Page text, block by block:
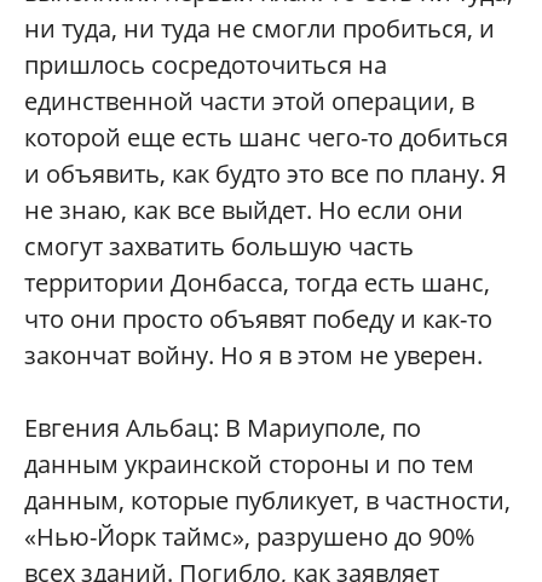
ни туда, ни туда не смогли пробиться, и
пришлось сосредоточиться на
единственной части этой операции, в
которой еще есть шанс чего-то добиться
и объявить, как будто это все по плану. Я
не знаю, как все выйдет. Но если они
смогут захватить большую часть
территории Донбасса, тогда есть шанс,
что они просто объявят победу и как-то
закончат войну. Но я в этом не уверен.
Евгения Альбац: В Мариуполе, по
данным украинской стороны и по тем
данным, которые публикует, в частности,
«Нью-Йорк таймс», разрушено до 90%
всех зданий. Погибло, как заявляет